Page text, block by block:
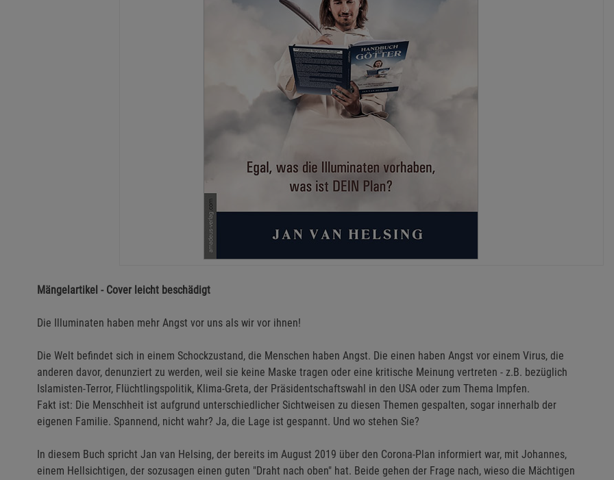
Mängelartikel - Cover leicht beschädigt
Die Illuminaten haben mehr Angst vor uns als wir vor ihnen!
Die Welt befindet sich in einem Schockzustand, die Menschen haben Angst. Die einen haben Angst vor einem Virus, die
anderen davor, denunziert zu werden, weil sie keine Maske tragen oder eine kritische Meinung vertreten - z.B. bezüglich
Islamisten-Terror, Flüchtlingspolitik, Klima-Greta, der Präsidentschaftswahl in den USA oder zum Thema Impfen.
Fakt ist: Die Menschheit ist aufgrund unterschiedlicher Sichtweisen zu diesen Themen gespalten, sogar innerhalb der
eigenen Familie. Spannend, nicht wahr? Ja, die Lage ist gespannt. Und wo stehen Sie?
In diesem Buch spricht Jan van Helsing, der bereits im August 2019 über den Corona-Plan informiert war, mit Johannes,
einem Hellsichtigen, der sozusagen einen guten "Draht nach oben" hat. Beide gehen der Frage nach, wieso die Mächtigen